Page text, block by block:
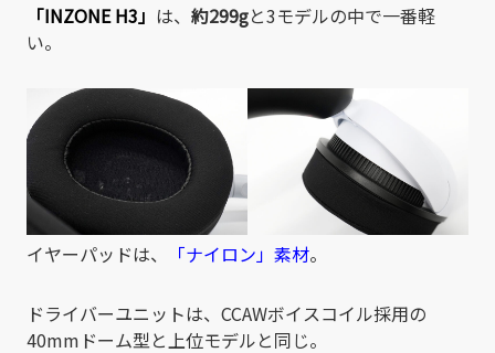
「INZONE H3」 は、 約299gと3モデルの中で一番軽
い。
イヤーパッドは、 「ナイロン」素材。
ドライバーユニットは、CCAWボイスコイル採用の
40mmドーム型と上位モデルと同じ。